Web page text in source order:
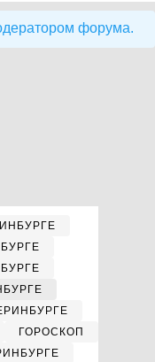
форума.
ГОРОСКОП